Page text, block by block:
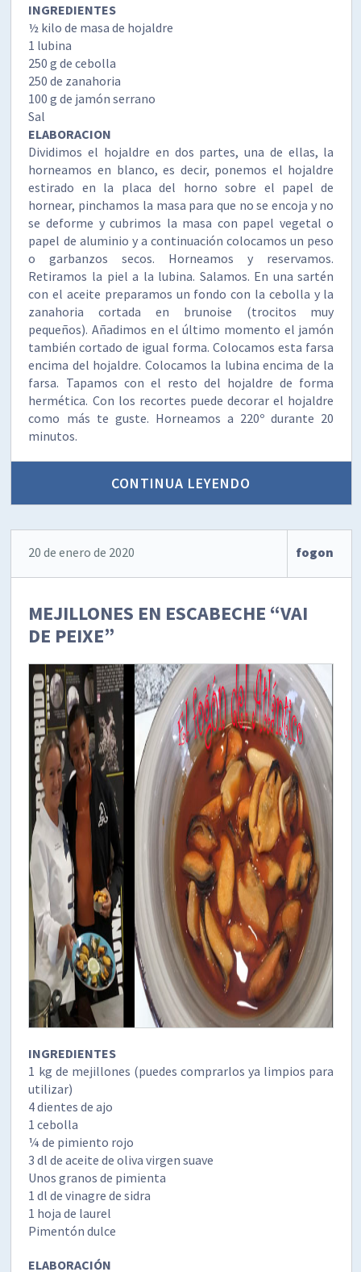
INGREDIENTES
½ kilo de masa de hojaldre
1 lubina
250 g de cebolla
250 de zanahoria
100 g de jamón serrano
Sal
ELABORACION
Dividimos el hojaldre en dos partes, una de ellas, la
horneamos en blanco, es decir, ponemos el hojaldre
estirado en la placa del horno sobre el papel de
hornear, pinchamos la masa para que no se encoja y no
se deforme y cubrimos la masa con papel vegetal o
papel de aluminio y a continuación colocamos un peso
o garbanzos secos. Horneamos y reservamos.
Retiramos la piel a la lubina. Salamos. En una sartén
con el aceite preparamos un fondo con la cebolla y la
zanahoria cortada en brunoise (trocitos muy
pequeños). Añadimos en el último momento el jamón
también cortado de igual forma. Colocamos esta farsa
encima del hojaldre. Colocamos la lubina encima de la
farsa. Tapamos con el resto del hojaldre de forma
hermética. Con los recortes puede decorar el hojaldre
como más te guste. Horneamos a 220º durante 20
minutos.
CONTINUA LEYENDO
20 de enero de 2020 fogon
MEJILLONES EN ESCABECHE “VAI
DE PEIXE”
INGREDIENTES
1 kg de mejillones (puedes comprarlos ya limpios para
utilizar)
4 dientes de ajo
1 cebolla
¼ de pimiento rojo
3 dl de aceite de oliva virgen suave
Unos granos de pimienta
1 dl de vinagre de sidra
1 hoja de laurel
Pimentón dulce
ELABORACIÓN